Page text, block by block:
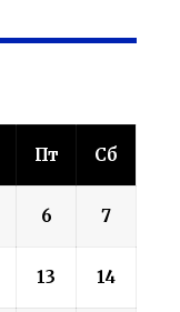
Пт Сб
6 7
13 14